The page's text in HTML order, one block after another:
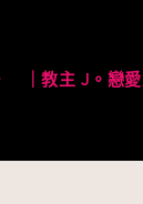
toggle
child
｜教主 J。戀